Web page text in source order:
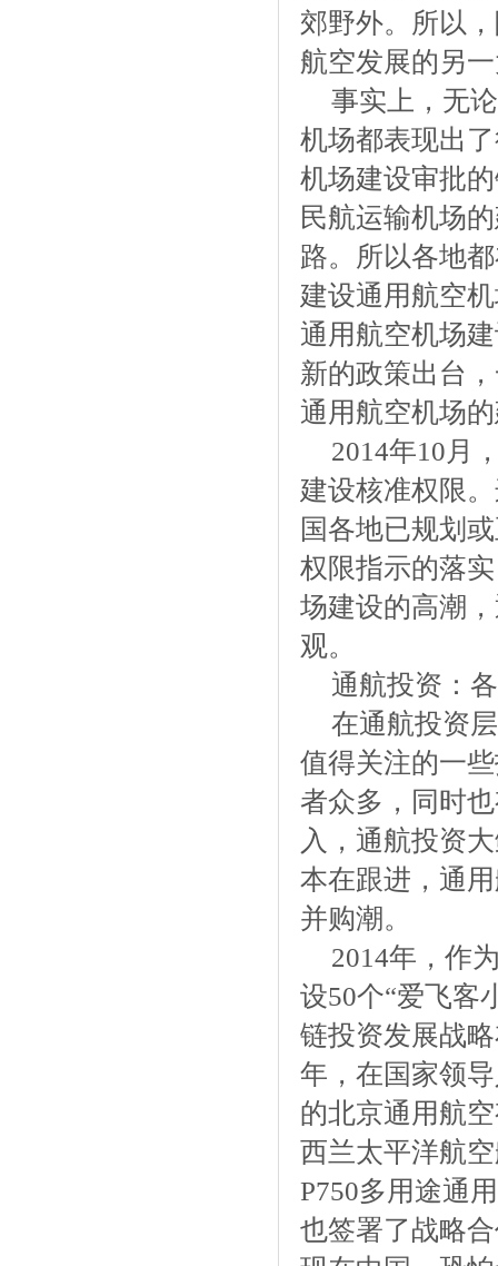
郊野外。所以
航空发展的另
事实上，无
机场都表现出
机场建设审批
民航运输机场
路。所以各地
建设通用航空
通用航空机场
新的政策出台
通用航空机场
2014年10月
建设核准权限
国各地已规划
权限指示的落
场建设的高潮
观。
通航投资：
在通航投资
值得关注的一
者众多，同时
入，通航投资
本在跟进，通
并购潮。
2014年，作
设50个“爱飞客
链投资发展战
年，在国家领
的北京通用航
西兰太平洋航
P750多用途通
也签署了战略